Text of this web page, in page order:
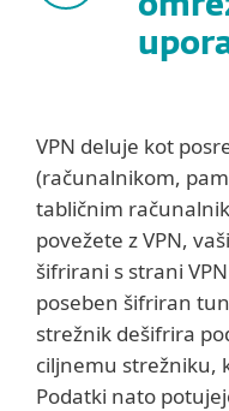
VPN deluje kot
(računalnikom,
tabličnim
povežete z VPN,
šifrirani s strani
poseben šifriran
strežnik dešifrira
ciljnemu strežniku,
Podatki nato